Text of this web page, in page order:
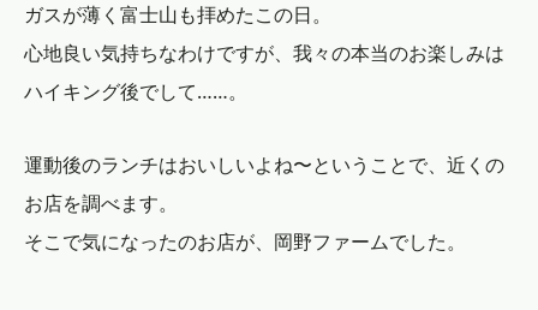
ガスが薄く富士山も拝めたこの日。
心地良い気持ちなわけですが、我々の本当のお楽しみは
ハイキング後でして……。
運動後のランチはおいしいよね〜ということで、近くの
お店を調べます。
そこで気になったのお店が、岡野ファームでした。